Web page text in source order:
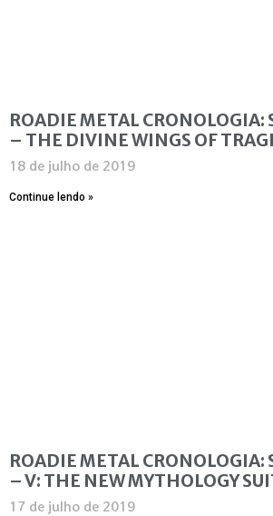
ROADIE METAL CRONOLOGIA:
– THE DIVINE WINGS OF
18 de julho de 2019
Continue lendo »
ROADIE METAL CRONOLOGIA:
– V: THE NEW MYTHOLOGY
17 de julho de 2019